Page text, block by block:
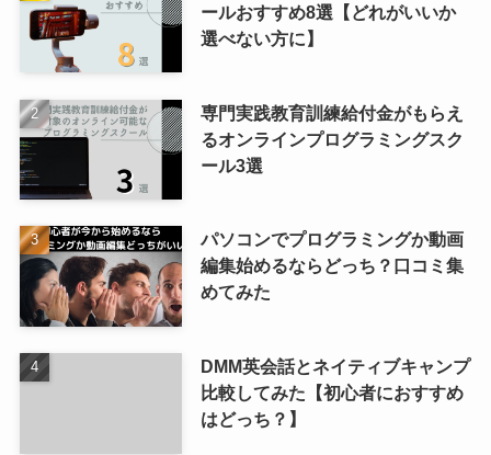
ールおすすめ8選【どれがいいか
選べない方に】
専門実践教育訓練給付金がもらえ
るオンラインプログラミングスク
ール3選
パソコンでプログラミングか動画
編集始めるならどっち？口コミ集
めてみた
DMM英会話とネイティブキャンプ
比較してみた【初心者におすすめ
はどっち？】